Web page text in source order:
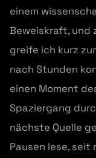
einem
Beweiskraft, und
greife ich kurz
nach Stunden
einen Moment
Spaziergang
nächste Quelle
Pausen lese, seit